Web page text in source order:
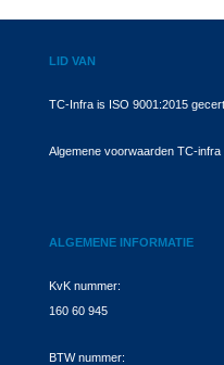
LID VAN
TC-Infra is ISO 9001:2015
Algemene voorwaarden TC-infra
ALGEMENE INFORMATIE
KvK nummer:
160 60 945
BTW nummer: